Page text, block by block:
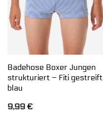
Badehose Boxer Jungen
strukturiert – Fiti gestreift
blau
9,99 €